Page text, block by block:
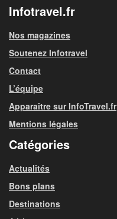
Infotravel.fr
Nos magazines
Soutenez Infotravel
Contact
L’équipe
Apparaitre sur InfoTravel.fr
Mentions légales
Catégories
Actualités
Bons plans
Destinations